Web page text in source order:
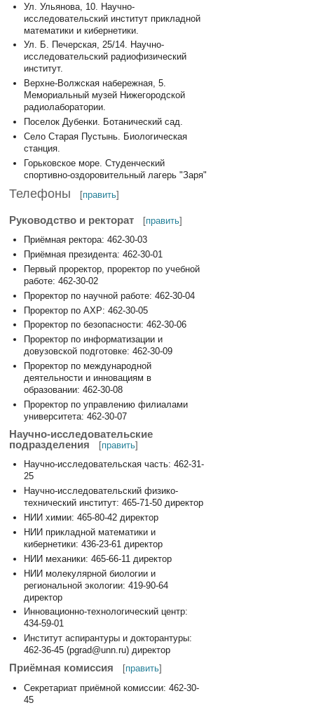
Ул. Ульянова, 10. Научно-
исследовательский институт прикладной
математики и кибернетики.
Ул. Б. Печерская, 25/14. Научно-
исследовательский радиофизический
институт.
Верхне-Волжская набережная, 5.
Мемориальный музей Нижегородской
радиолаборатории.
Поселок Дубенки. Ботанический сад.
Село Старая Пустынь. Биологическая
станция.
Горьковское море. Студенческий
спортивно-оздоровительный лагерь "Заря"
Телефоны [править]
Руководство и ректорат [править]
Приёмная ректора: 462-30-03
Приёмная президента: 462-30-01
Первый проректор, проректор по учебной
работе: 462-30-02
Проректор по научной работе: 462-30-04
Проректор по АХР: 462-30-05
Проректор по безопасности: 462-30-06
Проректор по информатизации и
довузовской подготовке: 462-30-09
Проректор по международной
деятельности и инновациям в
образовании: 462-30-08
Проректор по управлению филиалами
университета: 462-30-07
Научно-исследовательские
подразделения
[править]
Научно-исследовательская часть: 462-31-
25
Научно-исследовательский физико-
технический институт: 465-71-50 директор
НИИ химии: 465-80-42 директор
НИИ прикладной математики и
кибернетики: 436-23-61 директор
НИИ механики: 465-66-11 директор
НИИ молекулярной биологии и
региональной экологии: 419-90-64
директор
Инновационно-технологический центр:
434-59-01
Институт аспирантуры и докторантуры:
462-36-45 (pgrad@unn.ru) директор
Приёмная комиссия [править]
Секретариат приёмной комиссии: 462-30-
45